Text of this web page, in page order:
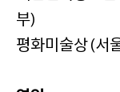
부)
평화미술상 (서